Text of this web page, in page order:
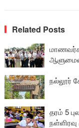
Related Posts
நல்லூர்
தரம் 5